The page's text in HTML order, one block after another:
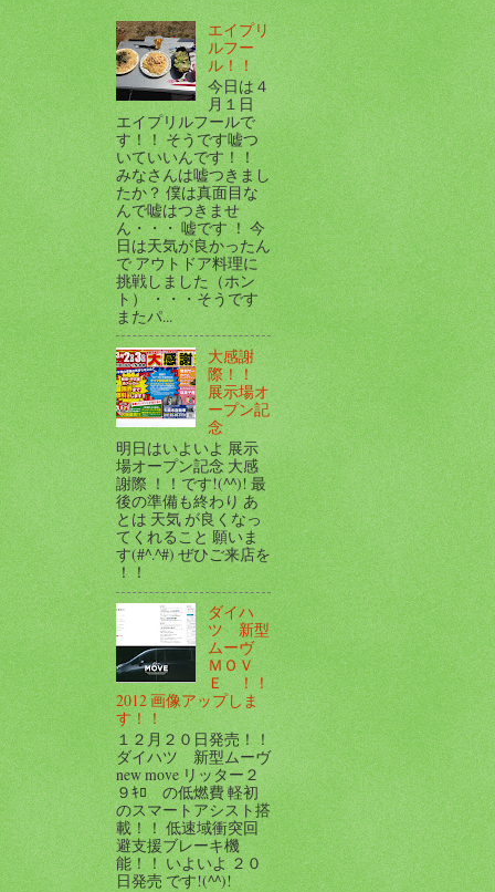
エイプリ
ルフー
ル！！
今日は４
月１日
エイプリルフールで
す！！ そうです嘘つ
いていいんです！！
みなさんは嘘つきまし
たか？ 僕は真面目な
んで嘘はつきませ
ん・・・ 嘘です ！ 今
日は天気が良かったん
で アウトドア料理に
挑戦しました（ホン
ト） ・・・そうです
またパ...
大感謝
際！！
展示場オ
ープン記
念
明日はいよいよ 展示
場オープン記念 大感
謝際 ！！です!(^^)! 最
後の準備も終わり あ
とは 天気 が良くなっ
てくれること 願いま
す(#^.^#) ぜひご来店を
！！
ダイハ
ツ 新型
ムーヴ
ＭＯＶ
Ｅ ！！
2012 画像アップしま
す！！
１２月２０日発売！！
ダイハツ 新型ムーヴ
new move リッター２
９ｷﾛ の低燃費 軽初
のスマートアシスト搭
載！！ 低速域衝突回
避支援ブレーキ機
能！！ いよいよ ２０
日発売 です!(^^)!